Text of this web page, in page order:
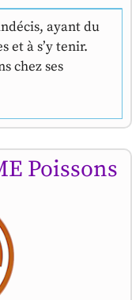
ayant du
et à s’y tenir.
chez ses
Poissons